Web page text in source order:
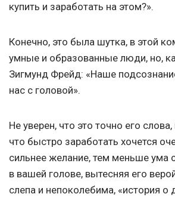
купить и заработать на этом?».
Конечно, это была шутка, в этой
умные и образованные люди, но,
Зигмунд Фрейд: «Наше
нас с головой».
Не уверен, что это точно его
что быстро заработать хочется
сильнее желание, тем меньше ума
в вашей голове, вытесняя его
слепа и непоколебима, «история о